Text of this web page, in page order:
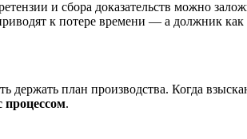
и сбора доказательств можно
к потере времени — а должник как
план производства. Когда
процессом.